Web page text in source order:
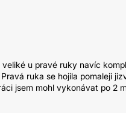
u pravé ruky navíc
ruka se hojila pomaleji
jsem mohl vykonávat po 2